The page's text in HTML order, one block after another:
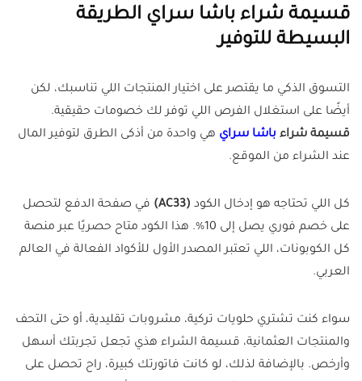
قسيمة شراء باشا سراي الطريقة
البسيطة للتوفير
التسوق الذكي ما يقتصر على اختيار المنتجات اللي تناسبك، لكن
أيضًا على استغلال الفرص اللي توفر لك خصومات حقيقية.
قسيمة شراء باشا سراي هي واحدة من أذكى الطرق لتوفير المال
عند الشراء من الموقع.
كل اللي تحتاجه هو إدخال الكود (AC33)
في صفحة الدفع لتحصل
على خصم فوري يصل إلى 10%. هذا الكود متاح حصريًا عبر منصة
كل الكوبونات، اللي تعتبر المصدر الأول للأكواد الفعالة في العالم
العربي.
سواء كنت تشتري حلويات تركية، مشروبات تقليدية، أو حتى التحف
والمنتجات العثمانية، قسيمة الشراء هذي تجعل تجربتك أسهل
وأرخص. بالإضافة لذلك، لو كانت فاتورتك كبيرة، راح تحصل على